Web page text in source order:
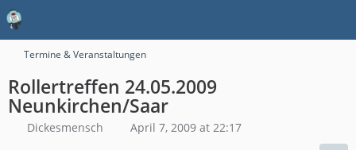
Termine & Veranstaltungen
Rollertreffen 24.05.2009
Neunkirchen/Saar
Dickesmensch April 7, 2009 at 22:17